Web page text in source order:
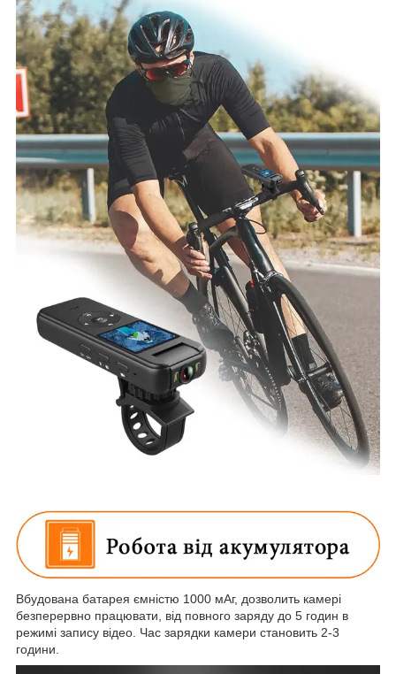
Вбудована батарея ємністю 1000 мАг, дозволить камері
безперервно працювати, від повного заряду до 5 годин в
режимі запису відео. Час зарядки камери становить 2-3
години.